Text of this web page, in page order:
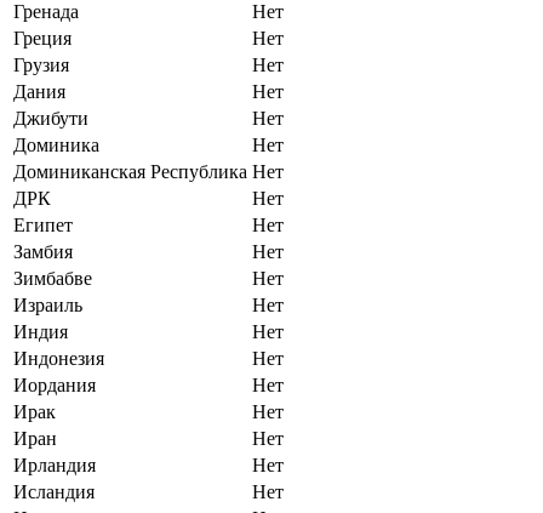
Гренада
Нет
Греция
Нет
Грузия
Нет
Дания
Нет
Джибути
Нет
Доминика
Нет
Доминиканская Республика Нет
ДРК
Нет
Египет
Нет
Замбия
Нет
Зимбабве
Нет
Израиль
Нет
Индия
Нет
Индонезия
Нет
Иордания
Нет
Ирак
Нет
Иран
Нет
Ирландия
Нет
Исландия
Нет